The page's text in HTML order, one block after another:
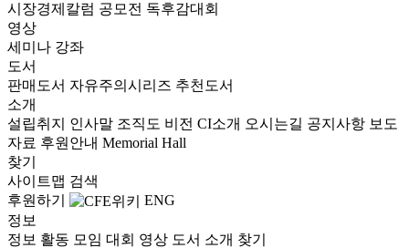
시장경제칼럼 공모전 독후감대회
영상
세미나 강좌
도서
판매도서 자유주의시리즈 추천도서
소개
설립취지 인사말 조직도 비전 CI소개 오시는길 공지사항 보도
자료 후원안내 Memorial Hall
찾기
사이트맵 검색
후원하기
ENG
정보
정보 활동 모임 대회 영상 도서 소개 찾기